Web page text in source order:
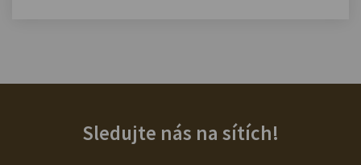
Sledujte nás na sítích!